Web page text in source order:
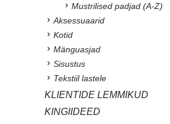
Mustrilised padjad (A-Z)
Aksessuaarid
Kotid
Mänguasjad
Sisustus
Tekstiil lastele
KLIENTIDE LEMMIKUD
KINGIIDEED